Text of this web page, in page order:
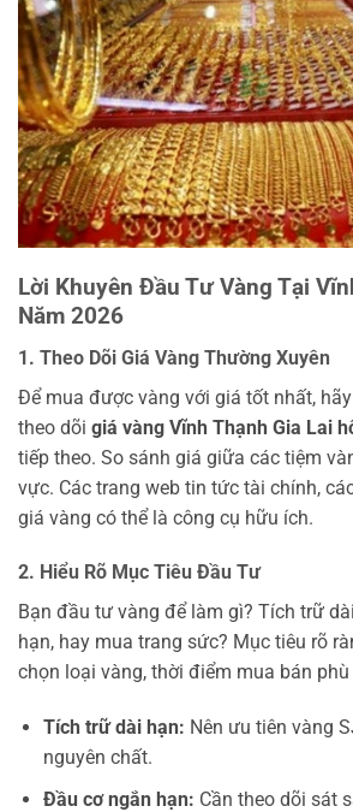
Lời Khuyên Đầu Tư Vàng Tại
Năm 2026
1. Theo Dõi Giá Vàng Thường Xuyên
Để mua được vàng với giá tốt nhất,
theo dõi giá vàng Vĩnh Thạnh Gia Lai
tiếp theo. So sánh giá giữa các tiệm
vực. Các trang web tin tức tài chính,
giá vàng có thể là công cụ hữu ích.
2. Hiểu Rõ Mục Tiêu Đầu Tư
Bạn đầu tư vàng để làm gì? Tích trữ
hạn, hay mua trang sức? Mục tiêu rõ
chọn loại vàng, thời điểm mua bán phù
Tích trữ dài hạn: Nên ưu tiên vàng
nguyên chất.
Đầu cơ ngắn hạn: Cần theo dõi sát